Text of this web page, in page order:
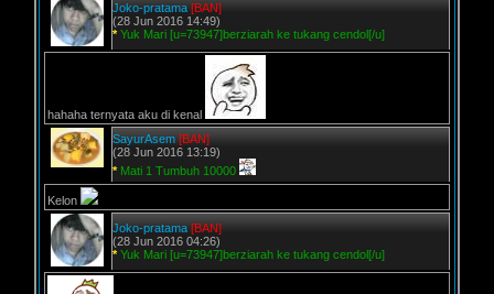
Joko-pratama [BAN]
(28 Jun 2016 14:49)
* Yuk Mari [u=73947]berziarah ke tukang cendol[/u]
hahaha ternyata aku di kenal
SayurAsem [BAN]
(28 Jun 2016 13:19)
* Mati 1 Tumbuh 10000
Kelon
Joko-pratama [BAN]
(28 Jun 2016 04:26)
* Yuk Mari [u=73947]berziarah ke tukang cendol[/u]